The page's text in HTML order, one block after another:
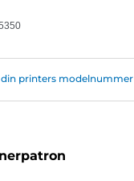
din printers modelnummer